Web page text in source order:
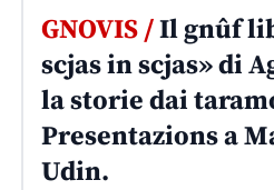
GNOVIS /Il gnûf
scjas in scjas» di
la storie dai
Presentazions a
Udin.